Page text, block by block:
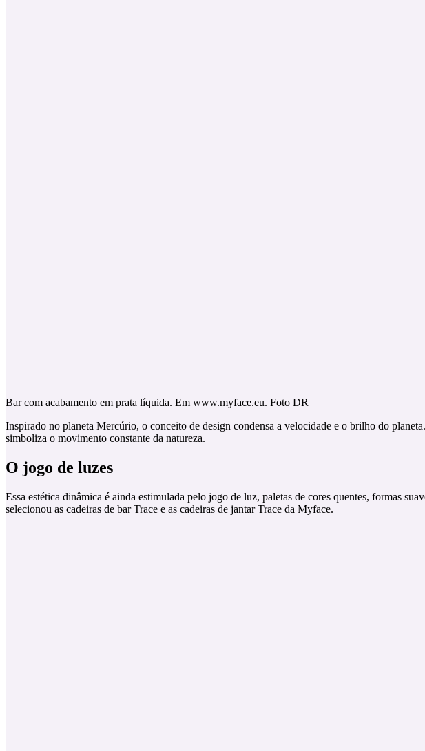
Bar com acabamento em prata líquida. Em www.myface.eu. Foto DR
Inspirado no planeta Mercúrio, o conceito de design condensa a velocidade e o brilho do
simboliza o movimento constante da natureza.
O jogo de luzes
Essa estética dinâmica é ainda estimulada pelo jogo de luz, paletas de cores quentes, formas
selecionou as cadeiras de bar Trace e as cadeiras de jantar Trace da Myface.